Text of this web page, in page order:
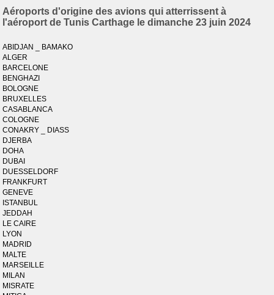
Aéroports d'origine des avions qui atterrissent à
l'aéroport de Tunis Carthage le dimanche 23 juin 2024
ABIDJAN _ BAMAKO
ALGER
BARCELONE
BENGHAZI
BOLOGNE
BRUXELLES
CASABLANCA
COLOGNE
CONAKRY _ DIASS
DJERBA
DOHA
DUBAI
DUESSELDORF
FRANKFURT
GENEVE
ISTANBUL
JEDDAH
LE CAIRE
LYON
MADRID
MALTE
MARSEILLE
MILAN
MISRATE